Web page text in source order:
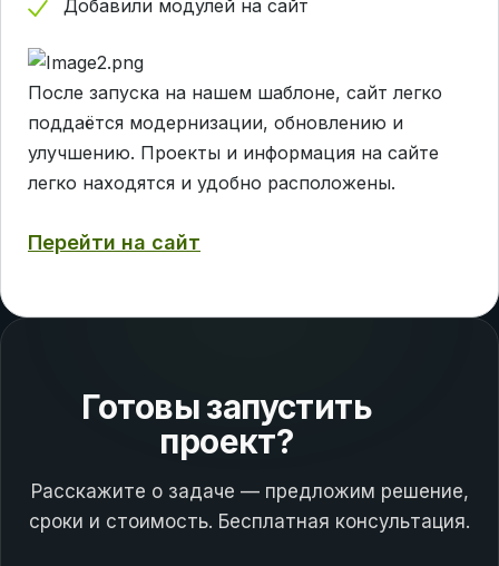
Добавили модулей на сайт
После запуска на нашем шаблоне, сайт легко
поддаётся модернизации, обновлению и
улучшению. Проекты и информация на сайте
легко находятся и удобно расположены.
Перейти на сайт
Готовы запустить
проект?
Расскажите о задаче — предложим решение,
сроки и стоимость. Бесплатная консультация.